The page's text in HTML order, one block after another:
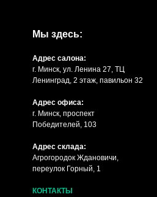
Мы здесь:
Адрес салона:
г. Минск, ул. Ленина 27, ТЦ
Ленинград, 2 этаж, павильон 32
Адрес офиса:
г. Минск, проспект
Победителей, 103
Адрес склада:
Агрогородок Ждановичи,
переулок Горный, 1
КОНТАКТЫ